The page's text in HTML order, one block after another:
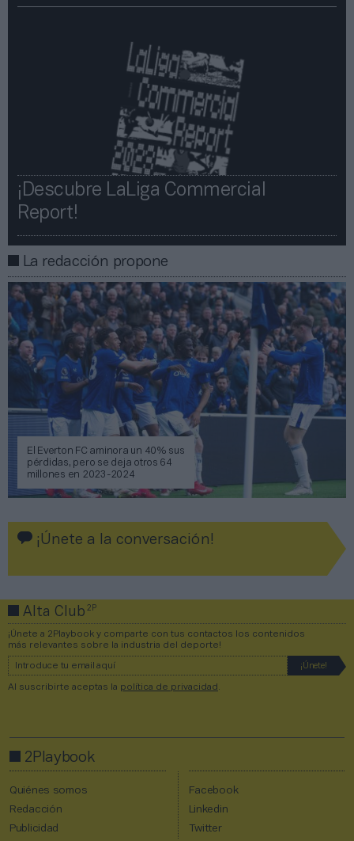
¡Descubre LaLiga Commercial
Report!​​
La redacción propone
El Everton FC aminora un 40% sus
pérdidas, pero se deja otros 64
millones en 2023-2024
¡Únete a la conversación!
Alta Club2P
¡Únete a 2Playbook y comparte con tus contactos los contenidos
más relevantes sobre la industria del deporte!
Al suscribirte aceptas la política de privacidad
2Playbook
Quiénes somos
Redacción
Publicidad
Facebook
Linkedin
Twitter